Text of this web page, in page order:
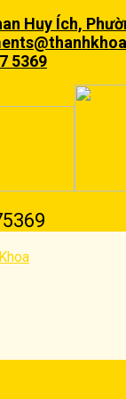
Huy Ích,
5369